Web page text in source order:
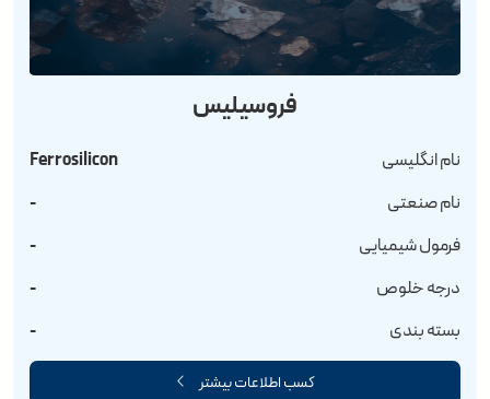
فروسیلیس
نام انگلیسی
Ferrosilicon
نام صنعتی
-
فرمول شیمیایی
-
درجه خلوص
-
بسته بندی
-
کسب اطلاعات بیشتر